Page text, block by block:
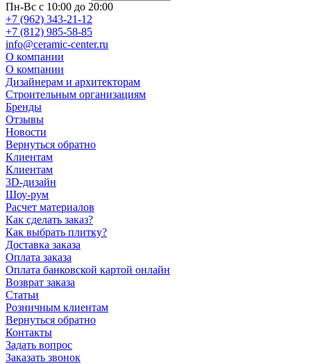
Пн-Вс с 10:00 до 20:00
+7 (962) 343-21-12
+7 (812) 985-58-85
info@ceramic-center.ru
О компании
О компании
Дизайнерам и архитекторам
Строительным организациям
Бренды
Отзывы
Новости
Вернуться обратно
Клиентам
Клиентам
3D-дизайн
Шоу-рум
Расчет материалов
Как сделать заказ?
Как выбрать плитку?
Доставка заказа
Оплата заказа
Оплата банковской картой онлайн
Возврат заказа
Статьи
Розничным клиентам
Вернуться обратно
Контакты
Задать вопрос
Заказать звонок